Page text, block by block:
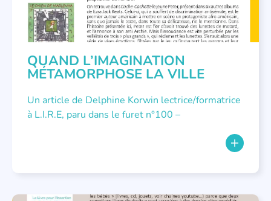
QUAND L’IMAGINATION
MÉTAMORPHOSE LA VILLE
Un article de Delphine Korwin lectrice/formatrice
à L.I.R.E, paru dans le furet n°100 –